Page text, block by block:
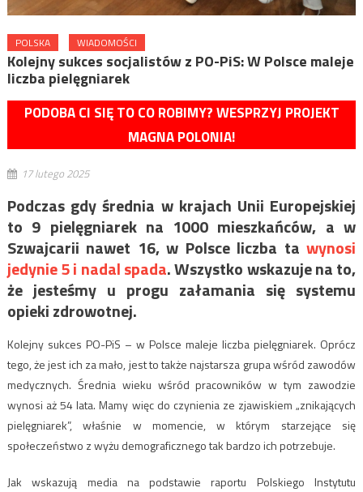
POLSKA WIADOMOŚCI
Kolejny sukces socjalistów z PO-PiS: W Polsce maleje
liczba pielęgniarek
PODOBA CI SIĘ TO CO ROBIMY? WESPRZYJ PROJEKT
MAGNA POLONIA!
17 lutego 2025
Podczas gdy średnia w krajach Unii Europejskiej
to 9 pielęgniarek na 1000 mieszkańców, a w
Szwajcarii nawet 16, w Polsce liczba tawynosi
jedynie 5 i nadal spada. Wszystko wskazuje na to,
że jesteśmy u progu załamania się systemu
opieki zdrowotnej.
Kolejny sukces PO-PiS – w Polsce maleje liczba pielęgniarek. Oprócz
tego, że jest ich za mało, jest to także najstarsza grupa wśród zawodów
medycznych. Średnia wieku wśród pracowników w tym zawodzie
wynosi aż 54 lata. Mamy więc do czynienia ze zjawiskiem „znikających
pielęgniarek”, właśnie w momencie, w którym starzejące się
społeczeństwo z wyżu demograficznego tak bardzo ich potrzebuje.
Jak wskazują media na podstawie raportu Polskiego Instytutu